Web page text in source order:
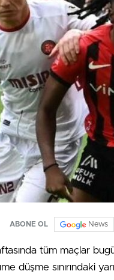
ABONE OL News
tüm maçlar
düşme sınırındaki